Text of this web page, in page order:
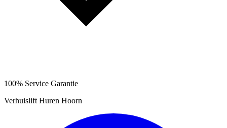
100% Service Garantie
Verhuislift Huren Hoorn